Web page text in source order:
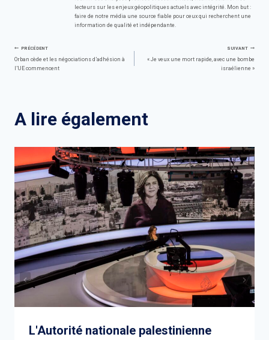
lecteurs sur les enjeux géopolitiques actuels avec intégrité. Mon but :
faire de notre média une source fiable pour ceux qui recherchent une
information de qualité et indépendante.
Navigation
PRÉCÉDENT
Orban cède et les négociations d’adhésion à
l’UE commencent
SUIVANT
« Je veux une mort rapide, avec une bombe
israélienne »
A lire également
L'Autorité nationale palestinienne